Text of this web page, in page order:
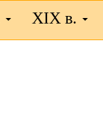
XIX в.